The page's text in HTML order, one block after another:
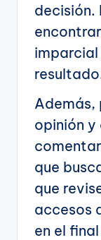
decisión.
Además,
opinión y
que
que
accesos
en el